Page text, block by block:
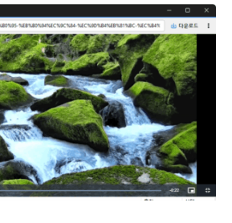
자동화·매크로 프로그램을 개발해드립
니다
자동화·매크로 프로그램을 개발해드립
니다
자동화·매크로 프로그램을 개발해드립
니다
자동화·매크로 프로그램을 개발해드립
니다